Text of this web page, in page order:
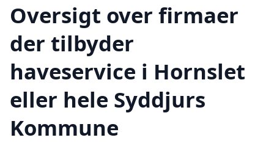
Oversigt over firmaer
der tilbyder
haveservice i Hornslet
eller hele Syddjurs
Kommune